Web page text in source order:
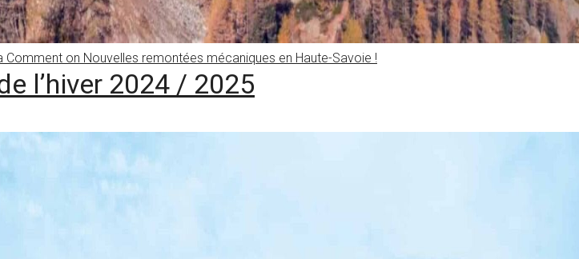
Comment on Nouvelles remontées mécaniques en Haute-Savoie !
l’hiver 2024 / 2025